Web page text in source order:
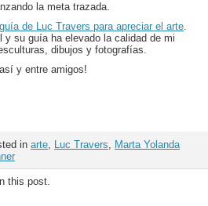
la meta trazada.
de Luc Travers para apreciar el arte.
y su guía ha elevado la calidad de mi
dibujos y fotografías.
y entre amigos!
in arte, Luc Travers, Marta Yolanda
this post.